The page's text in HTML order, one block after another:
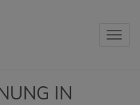
IN